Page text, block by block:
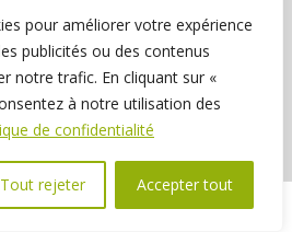
pour améliorer votre expérience
publicités ou des contenus
notre trafic. En cliquant sur «
à notre utilisation des
de confidentialité
Tout rejeter Accepter tout
01 69 31 37 31
Nous contacter
Marchés publics Délibérations